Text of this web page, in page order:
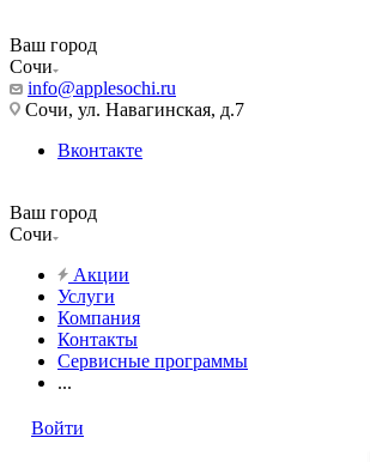
Ваш город
Сочи
info@applesochi.ru
Сочи, ул. Навагинская, д.7
Вконтакте
Ваш город
Сочи
Акции
Услуги
Компания
Контакты
Сервисные программы
...
Войти